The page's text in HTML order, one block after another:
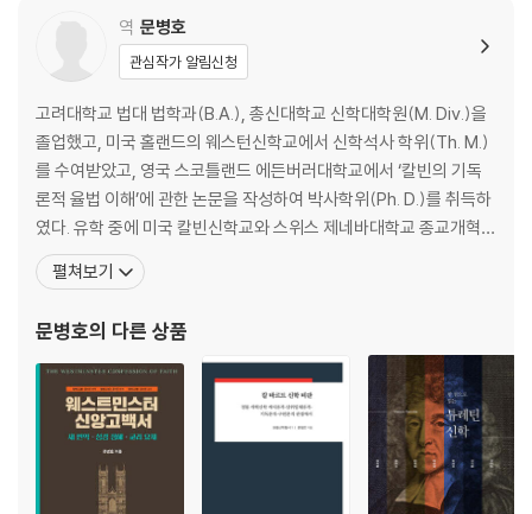
19. 부분적이나 전체를 비추는 믿음
20. 작으나 마주 보게 하는 믿음
21. 세상을 이기는 믿음
22. 믿음의 평정을 돕는 두려움
23. 자기를 부인하고 하나님께 의지하는 두려움
24. 그리스도와 연합체를 이룸의 확실성
25. 두 가지 사려: 존재하지 않는 것을 부르셔서 존재하게 하심
26. 여호와께 돌려지는 경의와 그를 경외하는 것
27. 아들의 두려움과 종의 두려움
28. 믿음의 복
30. 말씀의 약속이신 그리스도를 믿음
31. 성도의 불완전한 행위에도 불구하고 꺼지지 않는 믿음
32. 율법의 약속을 이루신 그리스도를 믿음
33. 말씀이 성령의 역사로 믿음 가운데 조명됨
34. 말씀을 비추는 내면의 교사이신 성령
35. 하나님의 기뻐하심에 따라 부여되는 믿음의 은사
36. 성령으로 마음속에 말씀을 인치심
역 문병호
관심작가 알림신청
고려대학교 법대 법학과(B.A.), 총신대학교 신학대학원(M. Div.)을
졸업했고, 미국 홀랜드의 웨스턴신학교에서 신학석사 학위(Th. M.)
를 수여받았고, 영국 스코틀랜드 에든버러대학교에서 ‘칼빈의 기독
론적 율법 이해’에 관한 논문을 작성하여 박사학위(Ph. D.)를 취득하
였다. 유학 중에 미국 칼빈신학교와 스위스 제네바대학교 종교개혁센
터에서 공부하고 연구하였다. 현재 총신대학교 신학대학원 조직신학
교수로서 기독론, 신학서론, 칼빈신학, 라틴어를 가르치고 있으며, 십
나시우스, 어거스틴, 알렉산드리아의 키릴
펼쳐보기
문병호의 다른 상품